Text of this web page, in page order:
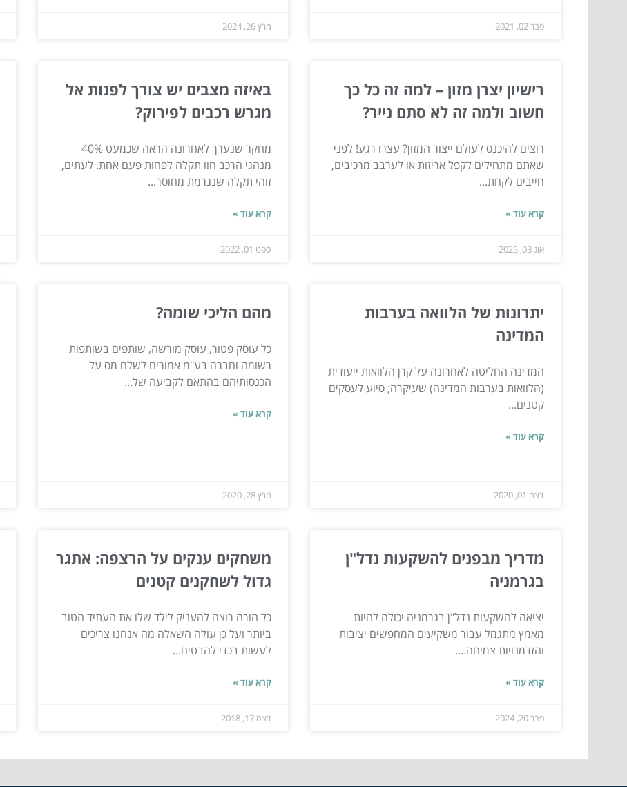
פבר 02, 2021 מרץ 26, 2024
רישיון יצרן מזון – למה זה כל כך
חשוב ולמה זה לא סתם נייר?
רוצים להיכנס לעולם ייצור המזון? עצרו רגע! לפני
שאתם מתחילים לקפל אריזות או לערבב מרכיבים,
חייבים לקחת...
קרא עוד »
אוג 03, 2025
באיזה מצבים יש צורך לפנות אל
מגרש רכבים לפירוק?
מחקר שנערך לאחרונה הראה שכמעט 40%
מנהגי הרכב חוו תקלה לפחות פעם אחת. לעתים,
זוהי תקלה שנגרמת מחוסר...
קרא עוד »
ספט 01, 2022
יתרונות של הלוואה בערבות
המדינה
המדינה החליטה לאחרונה על קרן הלוואות ייעודית
(הלוואות בערבות המדינה) שעיקרה; סיוע לעסקים
קטנים...
קרא עוד »
דצמ 01, 2020
מהם הליכי שומה?
כל עוסק פטור, עוסק מורשה, שותפים בשותפות
רשומה וחברה בע"מ אמורים לשלם מס על
הכנסותיהם בהתאם לקביעה של...
קרא עוד »
מרץ 28, 2020
מדריך מבפנים להשקעות נדל"ן
בגרמניה
יציאה להשקעות נדל"ן בגרמניה יכולה להיות
מאמץ מתגמל עבור משקיעים המחפשים יציבות
והזדמנויות צמיחה....
קרא עוד »
פבר 20, 2024
משחקים ענקים על הרצפה: אתגר
גדול לשחקנים קטנים
כל הורה רוצה להעניק לילד שלו את העתיד הטוב
ביותר ועל כן עולה השאלה מה אנחנו צריכים
לעשות בכדי להבטיח...
קרא עוד »
דצמ 17, 2018